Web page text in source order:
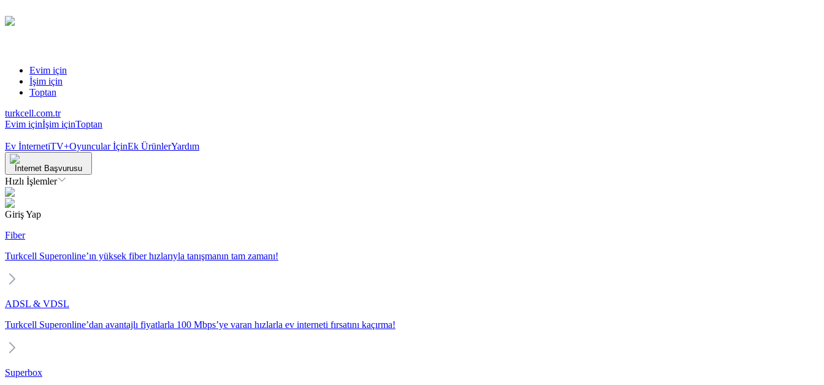
Evim için
İşim için
Toptan
turkcell.com.tr
Evim içinİşim içinToptan
Ev İnternetiTV+Oyuncular İçinEk ÜrünlerYardım
İnternet Başvurusu
Hızlı İşlemler
Giriş Yap
Fiber
Turkcell Superonline’ın yüksek fiber hızlarıyla tanışmanın tam zamanı!
ADSL & VDSL
Turkcell Superonline’dan avantajlı fiyatlarla 100 Mbps’ye varan hızlarla ev interneti fırsatını kaçırma!
Superbox